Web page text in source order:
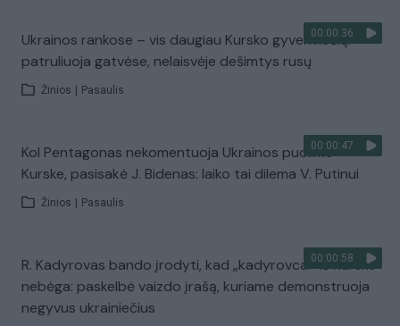
00:00:36
Ukrainos rankose – vis daugiau Kursko gyvenviečių:
patruliuoja gatvėse, nelaisvėje dešimtys rusų
Žinios Pasaulis
00:00:47
Kol Pentagonas nekomentuoja Ukrainos puolimo
Kurske, pasisakė J. Bidenas: laiko tai dilema V. Putinui
Žinios Pasaulis
00:00:58
R. Kadyrovas bando įrodyti, kad „kadyrovcai“ iš Kursko
nebėga: paskelbė vaizdo įrašą, kuriame demonstruoja
negyvus ukrainiečius